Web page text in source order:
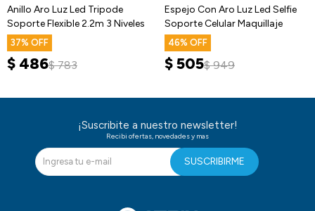
Anillo Aro Luz Led Tripode
Soporte Flexible 2.2m 3 Niveles
37
$ 486$ 783
Espejo Con Aro Luz Led Selfie
Soporte Celular Maquillaje
46
$505$ 949
¡Suscribite a nuestro newsletter!
Recibi ofertas, novedades y mas
SUSCRIBIRME